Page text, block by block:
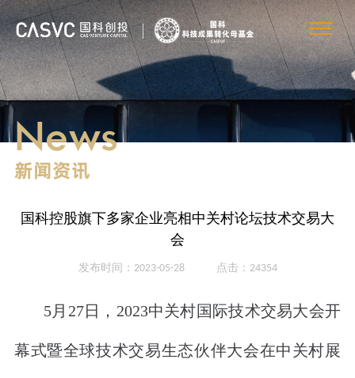
News
新闻资讯
国科控股旗下多家企业亮相中关村论坛技术交易大
会
发布时间：2023-05-28 点击：24354
5月27日，2023中关村国际技术交易大会开
幕式暨全球技术交易生态伙伴大会在中关村展